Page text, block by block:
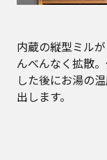
内蔵の縦型ミル
んべんなく拡散
した後にお湯の
出します。